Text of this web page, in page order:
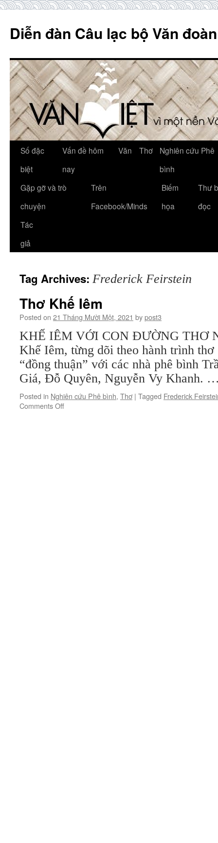
content
Diễn đàn Câu lạc bộ Văn
Số đặc
biệt
Vấn đề hôm
nay
Văn Thơ
Nghiên cứu Phê
bình
Gặp gỡ và trò
chuyện
Trên
Facebook/Minds
Biếm
họa
Thư
đọc
Tác
giả
Tag Archives: Frederick Feirstein
Thơ Khế Iêm
Posted on 21 Tháng Mười Một, 2021 bypost3
KHẾ IÊM VỚI CON ĐƯỜNG THƠ
Khế Iêm, từng dõi theo hành trình thơ
“đồng thuận” với các nhà phê bình
Giá, Đỗ Quyên, Nguyễn Vy Khanh.
Posted in Nghiên cứu Phê bình, Thơ | Tagged Frederick
Comments Offon